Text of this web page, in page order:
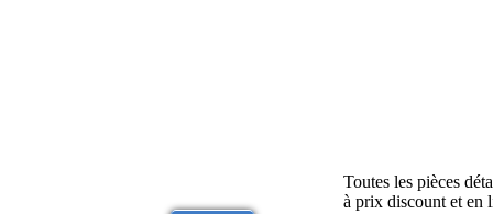
Toutes les pièces
à prix discount et